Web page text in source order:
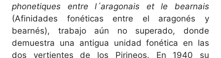
phonetiques entre l´aragonais et le bearnais
(Afinidades fonéticas entre el aragonés y
bearnés), trabajo aún no superado, donde
demuestra una antigua unidad fonética en las
dos vertientes de los Pirineos. En 1940 su